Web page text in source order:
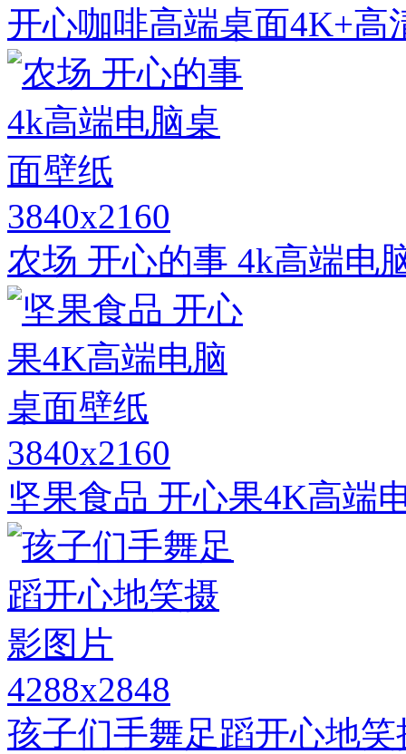
开心咖啡高端桌面4K+高
3840x2160
农场 开心的事 4k高端电
3840x2160
坚果食品 开心果4K高端
4288x2848
孩子们手舞足蹈开心地